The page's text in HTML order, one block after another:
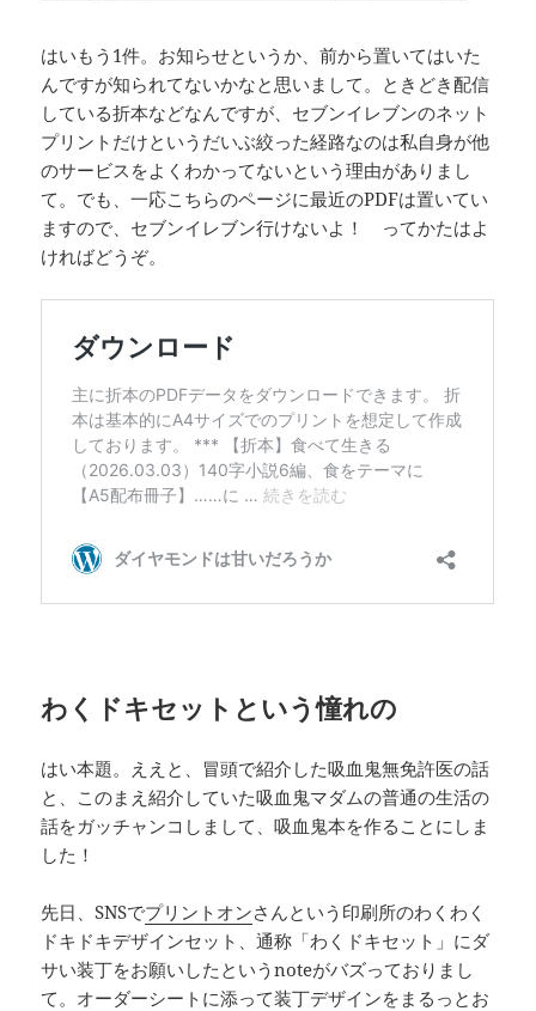
はいもう1件。お知らせというか、前から置いてはいた
んですが知られてないかなと思いまして。ときどき配信
している折本などなんですが、セブンイレブンのネット
プリントだけというだいぶ絞った経路なのは私自身が他
のサービスをよくわかってないという理由がありまし
て。でも、一応こちらのページに最近のPDFは置いてい
ますので、セブンイレブン行けないよ！ ってかたはよ
ければどうぞ。
わくドキセットという憧れの
はい本題。ええと、冒頭で紹介した吸血鬼無免許医の話
と、このまえ紹介していた吸血鬼マダムの普通の生活の
話をガッチャンコしまして、吸血鬼本を作ることにしま
した！
先日、SNSでプリントオンさんという印刷所のわくわく
ドキドキデザインセット、通称「わくドキセット」にダ
サい装丁をお願いしたというnoteがバズっておりまし
て。オーダーシートに添って装丁デザインをまるっとお